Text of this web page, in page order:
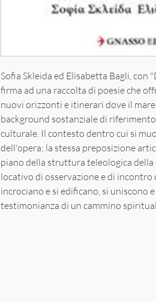
Sofia Skleida ed Elisabetta Bagli, con
firma ad una raccolta di poesie che
nuovi orizzonti e itinerari dove il
background sostanziale di
culturale. Il contesto dentro cui si
dell'opera; la stessa preposizione
piano della struttura teleologica
locativo di osservazione e di incontro
incrociano e si edificano, si uniscono
testimonianza di un cammino